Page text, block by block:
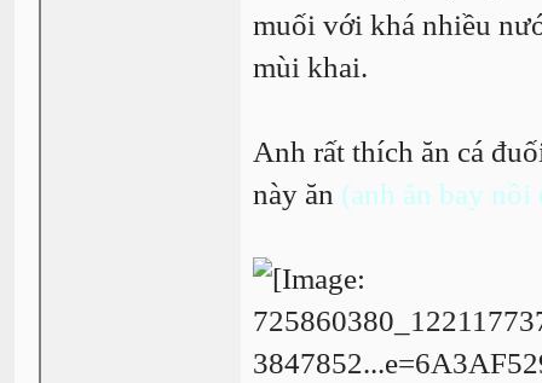
muối với khá nhiều
mùi khai.
Anh rất thích ăn cá
này ăn (anh ăn bay